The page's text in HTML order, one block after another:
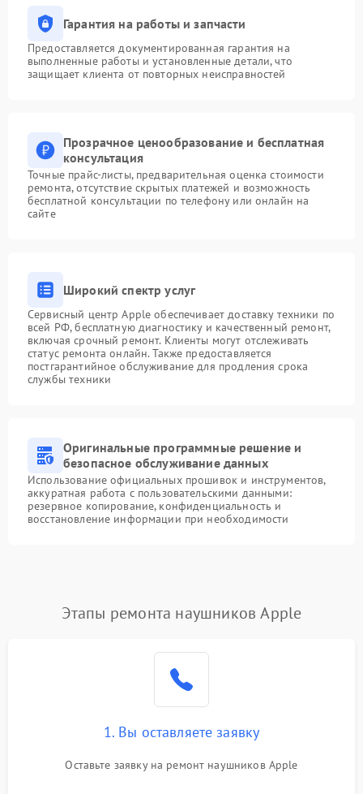
Гарантия на работы и запчасти
Предоставляется документированная гарантия на
выполненные работы и установленные детали, что
защищает клиента от повторных неисправностей
Прозрачное ценообразование и бесплатная
консультация
Точные прайс-листы, предварительная оценка стоимости
ремонта, отсутствие скрытых платежей и возможность
бесплатной консультации по телефону или онлайн на
сайте
Широкий спектр услуг
Сервисный центр Apple обеспечивает доставку техники по
всей РФ, бесплатную диагностику и качественный ремонт,
включая срочный ремонт. Клиенты могут отслеживать
статус ремонта онлайн. Также предоставляется
постгарантийное обслуживание для продления срока
службы техники
Оригинальные программные решение и
безопасное обслуживание данных
Использование официальных прошивок и инструментов,
аккуратная работа с пользовательскими данными:
резервное копирование, конфиденциальность и
восстановление информации при необходимости
Этапы ремонта наушников Apple
1. Вы оставляете заявку
Оставьте заявку на ремонт наушников Apple